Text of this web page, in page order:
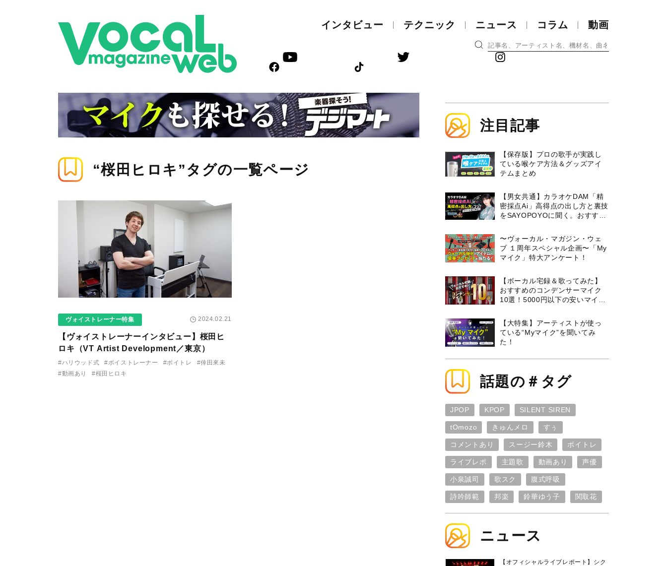
インタビュー テクニック ニュース コラム 動画
“桜田ヒロキ”タグの一覧ページ
ヴォイストレーナー特集 2024.02.21
【ヴォイストレーナーインタビュー】桜田ヒ
ロキ（VT Artist Development／東京）
#ハリウッド式 #ボイストレーナー #ボイトレ
#倖田來未
#動画あり
#桜田ヒロキ
注目記事
【保存版】プロの歌手が実践し
ている喉ケア⽅法＆グッズアイ
テムまとめ
【男女共通】カラオケDAM「精
密採点Ai」高得点の出し方と裏技
をSAYOPOYOに聞く。おすすめ
〜ヴォーカル・マガジン・ウェ
ブ １周年スペシャル企画〜「My
マイク」特大アンケート！
【ボーカル宅録＆歌ってみた】
おすすめのコンデンサーマイク
10選！5000円以下の安いマイク
【大特集】アーティストが使っ
ている“Myマイク”を聞いてみ
た！
話題の＃タグ
JPOP KPOP SILENT SIREN
tOmozo きゅんメロ すぅ
コメントあり スージー鈴木 ボイトレ
ライブレポ 主題歌 動画あり 声優
小泉誠司 歌スク 腹式呼吸
詩吟師範 邦楽 鈴華ゆう子 関取花
ニュース
【オフィシャルライブレポート】シク